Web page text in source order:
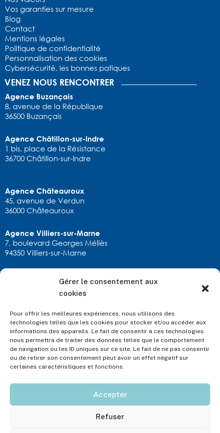
Gérer le consentement aux
cookies
Pour offrir les meilleures expériences, nous utilisons des
technologies telles que les cookies pour stocker et/ou accéder aux
informations des appareils. Le fait de consentir à ces technologies
nous permettra de traiter des données telles que le comportement
de navigation ou les ID uniques sur ce site. Le fait de ne pas consentir
ou de retirer son consentement peut avoir un effet négatif sur
certaines caractéristiques et fonctions.
Accepter
Refuser
Vos garanties sur mesure
Blog
Contact
Mentions légales
Politique de confidentialité
Personnalisation des cookies
Cybersécurité, les bonnes patiques
VENEZ NOUS RENCONTRER
Agence Buzançais
8, avenue de la République
36500 Buzançais
Agence Châtillon-sur-Indre
1 bis, place de la Résistance
36700 Châtillon-sur-Indre
Agence Châteauroux
45, avenue de Verdun
36000 Châteauroux
Agence Villiers-sur-Marne
7, boulevard Georges Méliès
94350 Villiers-sur-Marne
RESTONS EN CONTACT
calexandre.chatx@allianz.fr
ou vianotre formulaire
CA Alexandre – Allianz © 2024 | Toute reproduction, même partielle, est strictement
interdite
Raison sociale : Christine et Audrey Alexandre EI – Numéro d’inscription au RCS : SIRET